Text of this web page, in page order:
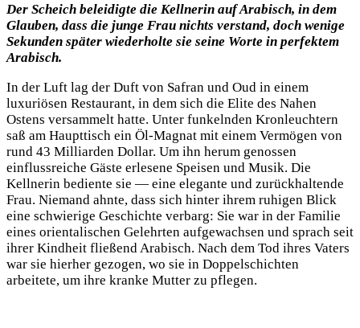
Der Scheich beleidigte die Kellnerin auf Arabisch, in dem
Glauben, dass die junge Frau nichts verstand, doch wenige
Sekunden später wiederholte sie seine Worte in perfektem
Arabisch.
In der Luft lag der Duft von Safran und Oud in einem
luxuriösen Restaurant, in dem sich die Elite des Nahen
Ostens versammelt hatte. Unter funkelnden Kronleuchtern
saß am Haupttisch ein Öl-Magnat mit einem Vermögen von
rund 43 Milliarden Dollar. Um ihn herum genossen
einflussreiche Gäste erlesene Speisen und Musik. Die
Kellnerin bediente sie — eine elegante und zurückhaltende
Frau. Niemand ahnte, dass sich hinter ihrem ruhigen Blick
eine schwierige Geschichte verbarg: Sie war in der Familie
eines orientalischen Gelehrten aufgewachsen und sprach seit
ihrer Kindheit fließend Arabisch. Nach dem Tod ihres Vaters
war sie hierher gezogen, wo sie in Doppelschichten
arbeitete, um ihre kranke Mutter zu pflegen.